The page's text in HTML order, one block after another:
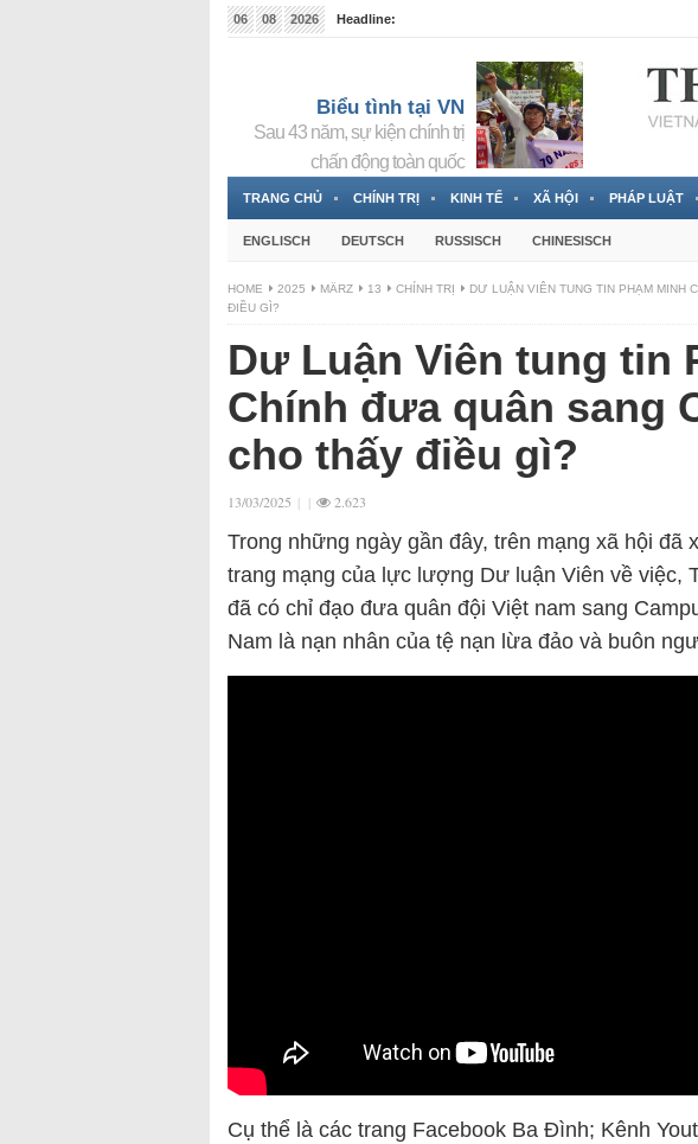
06 08 2026
Headline:
Biểu tình tại VN
Sau 43 năm, sự kiện chính trị
chấn động toàn quốc
TRANG CHỦ CHÍNH TRỊ KINH TẾ XÃ HỘI PHÁP LUẬT
ENGLISCH DEUTSCH RUSSISCH CHINESISCH
HOME 2025 MÄRZ 13 CHÍNH TRỊ
DƯ LUẬN VIÊN TUNG TIN PHẠM MINH
ĐIỀU GÌ?
Dư Luận Viên tung tin
Chính đưa quân sang
cho thấy điều gì?
13/03/2025 | | 2.623
Trong những ngày gần đây, trên mạng xã hội đã
trang mạng của lực lượng Dư luận Viên về việc,
đã có chỉ đạo đưa quân đội Việt nam sang
Nam là nạn nhân của tệ nạn lừa đảo và buôn
Cụ thể là các trang Facebook Ba Đình; Kênh